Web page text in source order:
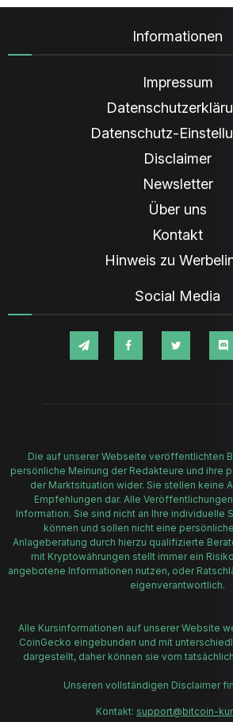
Informationen
Impressum
Datenschutz-
Disclaimer
Newsletter
Über uns
Kontakt
Hinweis zu
Social Media
Die auf unserer Webseite veröffentlichten
persönliche Meinung der Redakteure und ihre
der Marktsituation wider. Sie stellen keine
Empfehlungen dar. Alle
Information. Sie sind nicht an Ihre individuelle
können und sollen nicht eine
Anlageberatung durch hierzu qualifizierte
mit Kryptowährungen stellt immer ein
angebotene Informationen nutzen, oder
eigenverantwortlich.
Alle Kursinformationen auf unserer Website
CoinGecko eingebunden und mit
dargestellt, daher können sie vom
Unseren vollständigen Disclaimer
Kontakt: support@bitcoin-